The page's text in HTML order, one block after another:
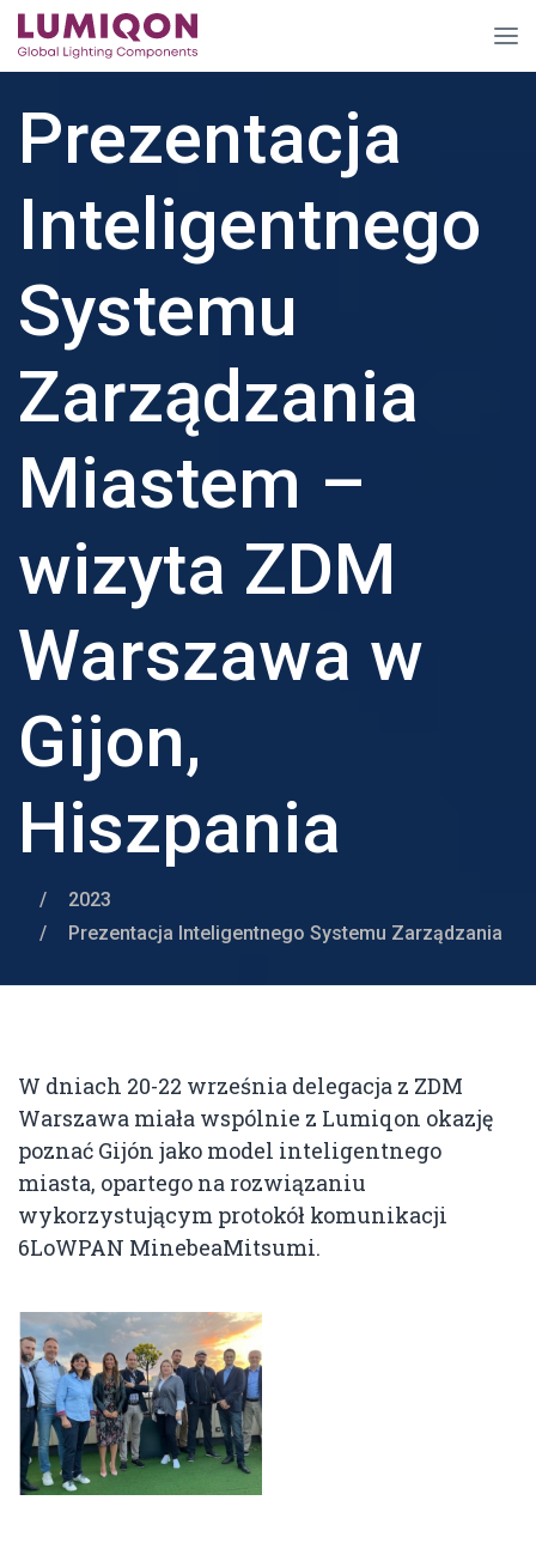
Prezentacja
Inteligentnego
Systemu
Zarządzania
Miastem –
wizyta ZDM
Warszawa w
Gijon,
Hiszpania
/
2023
/
Prezentacja Inteligentnego Systemu Zarządzania
W dniach 20-22 września delegacja z ZDM
Warszawa miała wspólnie z Lumiqon okazję
poznać Gijón jako model inteligentnego
miasta, opartego na rozwiązaniu
wykorzystującym protokół komunikacji
6LoWPAN MinebeaMitsumi.